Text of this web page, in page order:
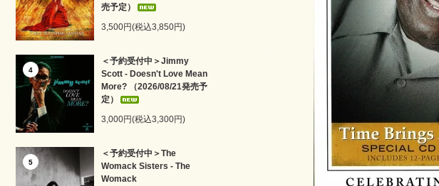
売予定）
3,500円(税込3,850円)
4
＜予約受付中＞Jimmy
Scott - Doesn't Love Mean
More? （2026/08/21発売予
定）
3,000円(税込3,300円)
5
＜予約受付中＞The
Womack Sisters - The
Womack